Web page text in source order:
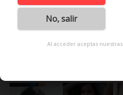
No, salir
Al acceder aceptas nuestras